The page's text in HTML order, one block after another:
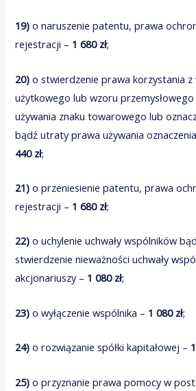
19) o naruszenie patentu, prawa
rejestracji – 1 680 zł;
20) o stwierdzenie prawa korzystania z
użytkowego lub wzoru
używania znaku towarowego lub
bądź utraty prawa używania
440 zł;
21) o przeniesienie patentu, prawa
rejestracji – 1 680 zł;
22) o uchylenie uchwały wspólników
stwierdzenie nieważności uchwały
akcjonariuszy – 1 080 zł;
23) o wyłączenie wspólnika – 1 080 zł;
24) o rozwiązanie spółki kapitałowej –
25) o przyznanie prawa pomocy w